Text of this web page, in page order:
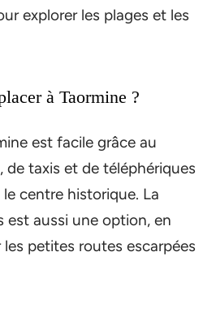
explorer les plages et les
à Taormine ?
est facile grâce au
de taxis et de téléphériques
centre historique. La
est aussi une option, en
petites routes escarpées